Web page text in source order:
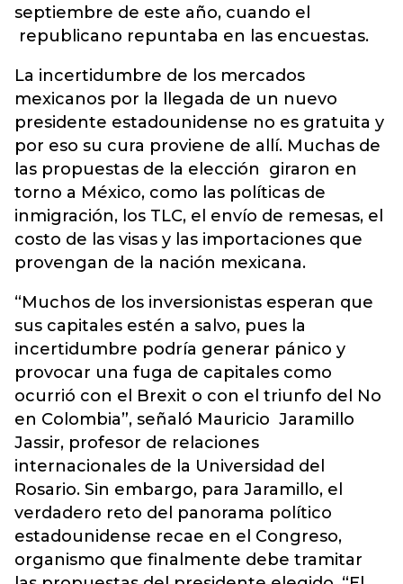
septiembre de este año, cuando el
republicano repuntaba en las encuestas.
La incertidumbre de los mercados
mexicanos por la llegada de un nuevo
presidente estadounidense no es gratuita y
por eso su cura proviene de allí. Muchas de
las propuestas de la elección giraron en
torno a México, como las políticas de
inmigración, los TLC, el envío de remesas, el
costo de las visas y las importaciones que
provengan de la nación mexicana.
“Muchos de los inversionistas esperan que
sus capitales estén a salvo, pues la
incertidumbre podría generar pánico y
provocar una fuga de capitales como
ocurrió con el Brexit o con el triunfo del No
en Colombia”, señaló Mauricio Jaramillo
Jassir, profesor de relaciones
internacionales de la Universidad del
Rosario. Sin embargo, para Jaramillo, el
verdadero reto del panorama político
estadounidense recae en el Congreso,
organismo que finalmente debe tramitar